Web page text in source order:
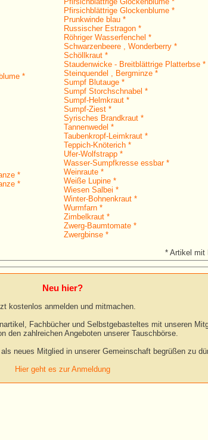
*
*
*
Pfirsichblättrige Glockenblume *
Prunkwinde blau *
Russischer Estragon *
Röhriger Wasserfenchel *
Schwarzenbeere , Wonderberry *
Schöllkraut *
Staudenwicke - Breitblättrige Platterbse *
Steinquendel , Bergminze *
Sumpf Blutauge *
Sumpf Storchschnabel *
Sumpf-Helmkraut *
Sumpf-Ziest *
Syrisches Brandkraut *
Tannenwedel *
Taubenkropf-Leimkraut *
Teppich-Knöterich *
Ufer-Wolfstrapp *
Wasser-Sumpfkresse essbar *
Weinraute *
Weiße Lupine *
Wiesen Salbei *
Winter-Bohnenkraut *
Wurmfarn *
Zimbelkraut *
Zwerg-Baumtomate *
Zwergbinse *
* Artikel mit
Neu hier?
kostenlos anmelden und mitmachen.
Fachbücher und Selbstgebasteltes mit unseren
den zahlreichen Angeboten unserer Tauschbörse.
neues Mitglied in unserer Gemeinschaft begrüßen zu
Hier geht es zur Anmeldung